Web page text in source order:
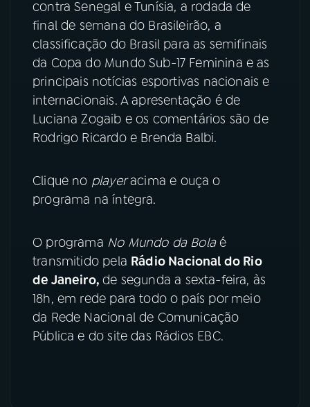
YouTube Facebook
Instagram X
TikTok
contra Senegal e Tunísia, a rodada de
final de semana do Brasileirão, a
classificação do Brasil para as semifinais
da Copa do Mundo Sub-17 Feminina e as
principais notícias esportivas nacionais e
internacionais. A apresentação é de
Luciana Zogaib e os comentários são de
Rodrigo Ricardo e Brenda Balbi.
Clique no playeracima e ouça o
programa na íntegra.
O programa No Mundo da Bolaé
transmitido pela Rádio Nacional do Rio
de Janeiro,de segunda a sexta-feira, às
18h, em rede para todo o país por meio
da Rede Nacional de Comunicação
Pública e do site das Rádios EBC.